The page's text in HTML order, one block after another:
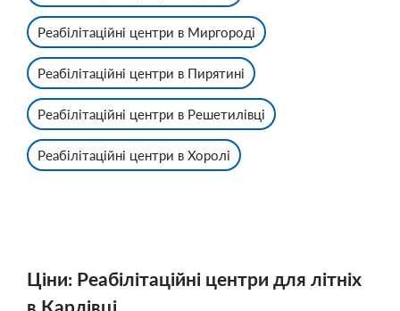
Реабілітаційні центри в Миргороді
Реабілітаційні центри в Пирятині
Реабілітаційні центри в Решетилівці
Реабілітаційні центри в Хоролі
Ціни: Реабілітаційні центри для літніх
в Карлівці